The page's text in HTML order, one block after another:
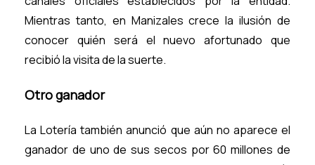
Mientras tanto, en Manizales crece la ilusión de
conocer quién será el nuevo afortunado que
recibió la visita de la suerte.
Otro ganador
La Lotería también anunció que aún no aparece el
ganador de uno de sus secos por 60 millones de